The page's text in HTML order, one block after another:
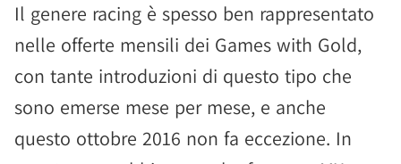
Il genere racing è spesso ben rappresentato
nelle offerte mensili dei Games with Gold,
con tante introduzioni di questo tipo che
sono emerse mese per mese, e anche
questo ottobre 2016 non fa eccezione. In